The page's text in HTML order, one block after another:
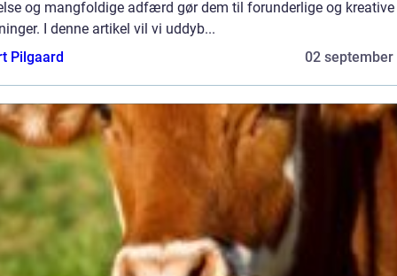
og mangfoldige adfærd gør dem til forunderlige og kreative
I denne artikel vil vi uddyb...
Pilgaard
02 september